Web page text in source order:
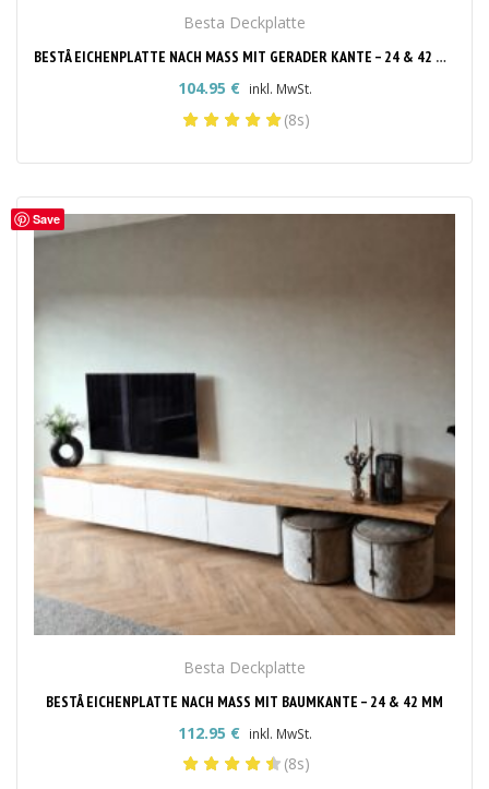
Besta Deckplatte
BESTÅ EICHENPLATTE NACH MASS MIT GERADER KANTE – 24 & 42 MM
104.95 € inkl. MwSt.
(8s)
Save
Besta Deckplatte
BESTÅ EICHENPLATTE NACH MASS MIT BAUMKANTE – 24 & 42 MM
112.95 € inkl. MwSt.
(8s)